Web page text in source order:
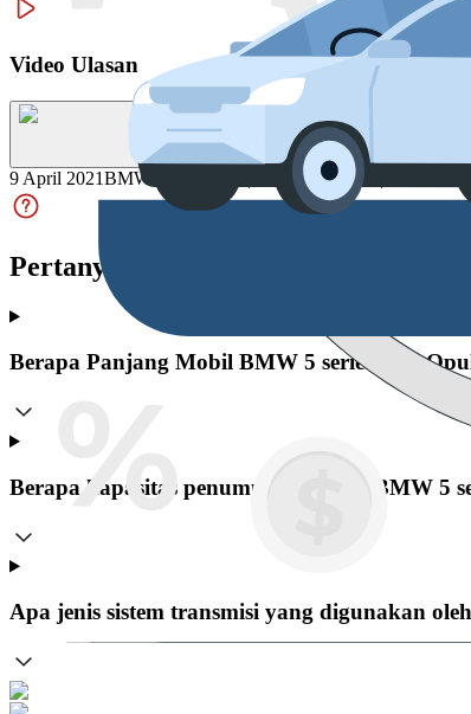
Video Ulasan
9 April 2021BMW Seri 5 2021 | First Impression | OtoDriver
Pertanyaan yang Sering Diajukan
Berapa Panjang Mobil BMW 5 series 530i
Berapa kapasitas penumpang dalam BMW 5
Apa jenis sistem transmisi yang digunakan